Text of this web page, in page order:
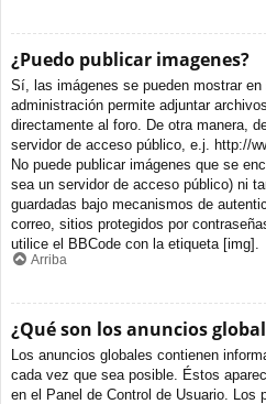
¿Puedo publicar imagenes?
Sí, las imágenes se pueden mostrar
administración permite adjuntar
directamente al foro. De otra manera,
servidor de acceso público, e.j. http://
No puede publicar imágenes que se
sea un servidor de acceso público) ni
guardadas bajo mecanismos de
correo, sitios protegidos por
utilice el BBCode con la etiqueta [img].
Arriba
¿Qué son los anuncios
Los anuncios globales contienen
cada vez que sea posible. Éstos
en el Panel de Control de Usuario. Los